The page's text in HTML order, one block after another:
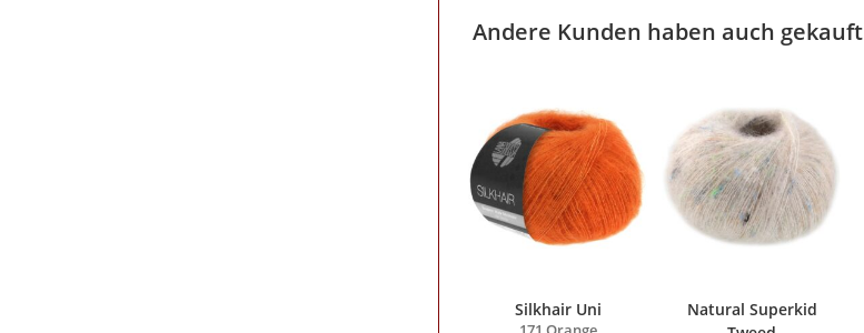
Andere Kunden haben auch gekauft
Silkhair Uni
Natural Superkid